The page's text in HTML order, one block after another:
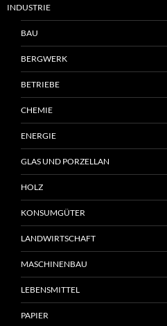
INDUSTRIE
BAU
BERGWERK
BETRIEBE
CHEMIE
ENERGIE
GLAS UND PORZELLAN
HOLZ
KONSUMGÜTER
LANDWIRTSCHAFT
MASCHINENBAU
LEBENSMITTEL
PAPIER